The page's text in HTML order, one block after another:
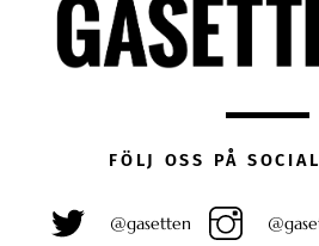
FÖLJ OSS PÅ
@gasetten